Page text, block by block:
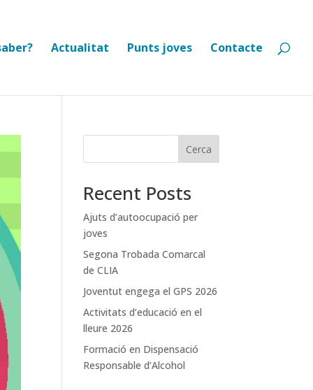
Actualitat Punts joves Contacte
Cerca
Recent Posts
Ajuts d’autoocupació per
joves
Segona Trobada Comarcal
de CLIA
Joventut engega el GPS 2026
Activitats d’educació en el
lleure 2026
Formació en Dispensació
Responsable d’Alcohol